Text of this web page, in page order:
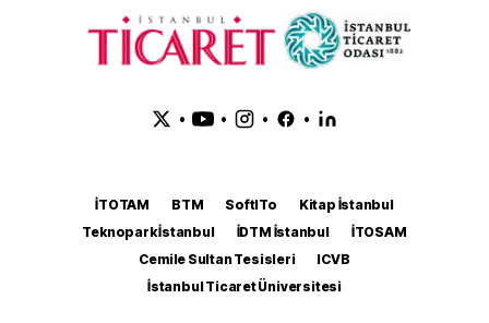
• • • •
İTOTAM BTM SoftITo
Kitap İstanbul
Teknopark İstanbul
İDTM İstanbul
İTOSAM
Cemile Sultan Tesisleri
ICVB
İstanbul Ticaret Üniversitesi